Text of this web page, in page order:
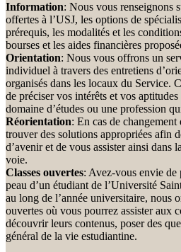
Information: Nous vous renseignons
offertes à l’USJ, les options de
prérequis, les modalités et les
bourses et les aides financières
Orientation: Nous vous offrons un
individuel à travers des entretiens
organisés dans les locaux du Service.
de préciser vos intérêts et vos
domaine d’études ou une profession
Réorientation: En cas de
trouver des solutions appropriées afin
d’avenir et de vous assister ainsi dans
voie.
Classes ouvertes: Avez-vous envie de
peau d’un étudiant de l’Université
au long de l’année universitaire, nous
ouvertes où vous pourrez assister aux
découvrir leurs contenus, poser des
général de la vie estudiantine.